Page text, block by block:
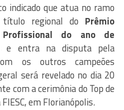
indicado que atua no ramo
regional do Prêmio
do ano de
e entra na disputa pela
os outros campeões
será revelado no dia 20
com a cerimônia do Top de
em Florianópolis.